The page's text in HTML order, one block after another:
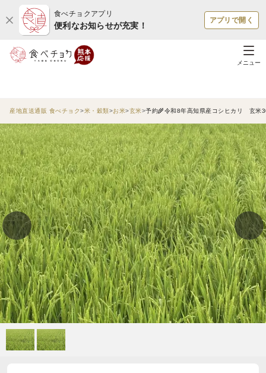
食べチョクアプリ
便利なお知らせが充実！
アプリで開く
メニュー
産地直送通販 食べチョク 米・穀類 お米 玄米 予約🌾令和8年高知県産コシヒカリ 玄米